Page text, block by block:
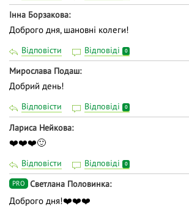
Інна Борзакова
Доброго дня, шановні колеги!
Відповісти Відповіді 0
Мирослава Подаш
Добрий день!
Відповісти Відповіді 0
Лариса Нейкова
❤️❤️❤️🙂
Відповісти Відповіді 0
PRO Светлана Половинка
Доброго дня!❤️❤️❤️